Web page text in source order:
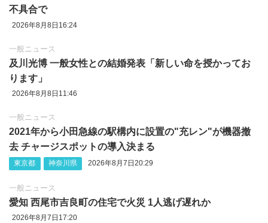
不具合で
2026年8月8日16:24
一般ニュース
及川光博 一般女性との結婚発表「新しい命を授かってお
ります」
2026年8月8日11:46
一般ニュース
2021年から小田急線の駅構内に設置の"充レン"が機器撤
去 チャージスポットの導入決まる
東京都 神奈川県 2026年8月7日20:29
一般ニュース
愛知 西尾市吉良町の住宅で火災 1人逃げ遅れか
2026年8月7日17:20